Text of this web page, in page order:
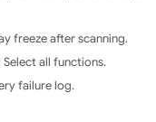
freeze after scanning.
all functions.
failure log.